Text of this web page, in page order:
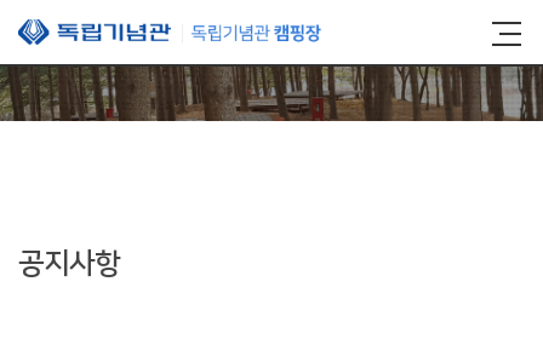
본문 바로가기
공지사항